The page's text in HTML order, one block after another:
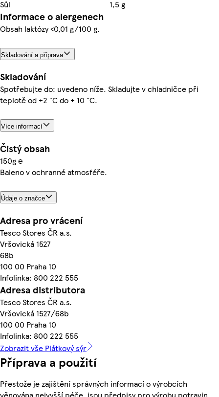
Sůl
1,5 g
Informace o alergenech
Obsah laktózy <0,01 g/100 g.
Skladování a příprava
Skladování
Spotřebujte do: uvedeno níže. Skladujte v chladničce při
teplotě od +2 °C do + 10 °C.
Více informací
Čistý obsah
150g ℮
Baleno v ochranné atmosféře.
Údaje o značce
Adresa pro vrácení
Tesco Stores ČR a.s.
Vršovická 1527
68b
100 00 Praha 10
Infolinka: 800 222 555
Adresa distributora
Tesco Stores ČR a.s.
Vršovická 1527/68b
100 00 Praha 10
Infolinka: 800 222 555
Zobrazit vše Plátkový sýr
Příprava a použití
Přestože je zajištění správných informací o výrobcích